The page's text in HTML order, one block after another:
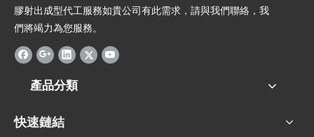
膠射出成型代工服務如貴公司有此需求，請與我們聯絡，我
們將竭力為您服務。
產品分類
快速鏈結